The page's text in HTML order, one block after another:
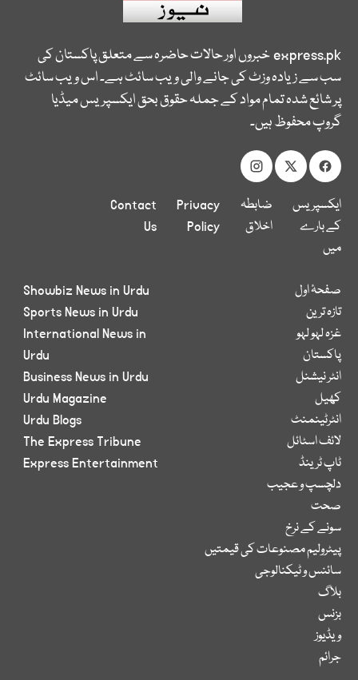
express.pkخبروں اور حالات حاضرہ سے متعلق پاکستان کی
سب سے زیادہ وزٹ کی جانے والی ویب سائٹ ہے۔ اس ویب سائٹ
پر شائع شدہ تمام مواد کے جملہ حقوق بحق ایکسپریس میڈیا
گروپ محفوظ ہیں۔
ایکسپریس
کے بارے
میں
ضابطہ
اخلاق
Privacy
Policy
Contact
Us
صفحۂ اول
تازہ ترین
غزہ لہو لہو
پاکستان
انٹر نیشنل
کھیل
انٹرٹینمنٹ
لائف اسٹائل
ٹاپ ٹرینڈ
دلچسپ و عجیب
صحت
سونے کے نرخ
پیٹرولیم مصنوعات کی قیمتیں
سائنس و ٹیکنالوجی
بلاگ
بزنس
ویڈیوز
جرائم
Showbiz News in Urdu
Sports News in Urdu
International News in
Urdu
Business News in Urdu
Urdu Magazine
Urdu Blogs
The Express Tribune
Express Entertainment